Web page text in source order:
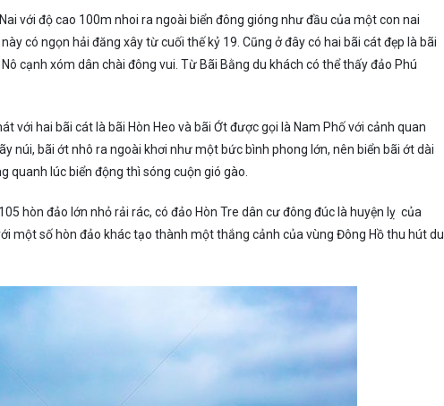
với độ cao 100m nhoi ra ngoài biển đông gióng như đầu của một con nai
có ngọn hải đăng xây từ cuối thế kỷ 19. Cũng ở đây có hai bãi cát đẹp là bãi
cạnh xóm dân chài đông vui. Từ Bãi Bằng du khách có thể thấy đảo Phú
với hai bãi cát là bãi Hòn Heo và bãi Ớt được gọi là Nam Phố với cảnh quan
núi, bãi ớt nhô ra ngoài khơi như một bức bình phong lớn, nên biển bãi ớt dài
quanh lúc biển động thì sóng cuộn gió gào.
hòn đảo lớn nhỏ rải rác, có đảo Hòn Tre dân cư đông đúc là huyện lỵ của
một số hòn đảo khác tạo thành một thắng cảnh của vùng Đông Hồ thu hút du